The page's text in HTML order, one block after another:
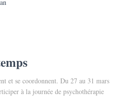
et se coordonnent. Du 27 au 31 mars
à la journée de psychothérapie